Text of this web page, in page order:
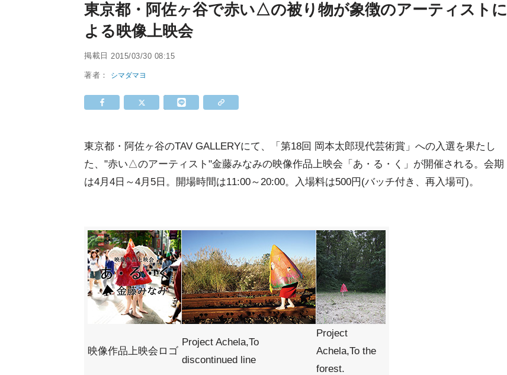
東京都・阿佐ヶ谷で赤い△の被り物が象徴のアーティストに
よる映像上映会
掲載日 2015/03/30 08:15
著者： シマダマヨ
東京都・阿佐ヶ谷のTAV GALLERYにて、「第18回 岡本太郎現代芸術賞」への入選を果たし
た、"赤い△のアーティスト"金藤みなみの映像作品上映会「あ・る・く」が開催される。会期
は4月4日～4月5日。開場時間は11:00～20:00。入場料は500円(バッチ付き、再入場可)。
映像作品上映会ロゴ
Project Achela,To
discontinued line
Project
Achela,To the
forest.